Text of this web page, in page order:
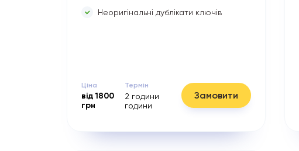
Неоригінальні дублікати ключів
Ціна
від1800
грн
Термін
2 години
години
Замовити